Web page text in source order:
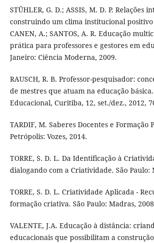
STÜHLER, G. D.; ASSIS, M. D. P. Relações
construindo um clima institucional positivo
CANEN, A.; SANTOS, A. R. Educação
prática para professores e gestores em
Janeiro: Ciência Moderna, 2009.
RAUSCH, R. B. Professor-pesquisador:
de mestres que atuam na educação
Educacional, Curitiba, 12, set./dez., 2012,
TARDIF, M. Saberes Docentes e Formação
Petrópolis: Vozes, 2014.
TORRE, S. D. L. Da Identificação à
dialogando com a Criatividade. São Paulo:
TORRE, S. D. L. Criatividade Aplicada -
formação criativa. São Paulo: Madras,
VALENTE, J.A. Educação à distância:
educacionais que possibilitam a